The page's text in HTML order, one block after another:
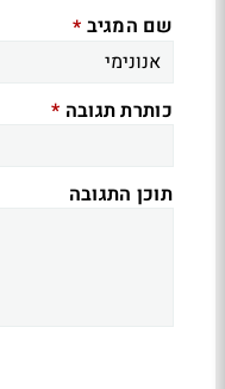
שם המגיב *
כותרת תגובה *
תוכן התגובה